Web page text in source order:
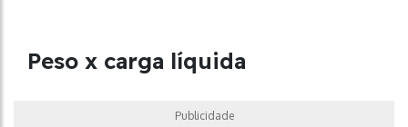
Peso x carga líquida
Publicidade